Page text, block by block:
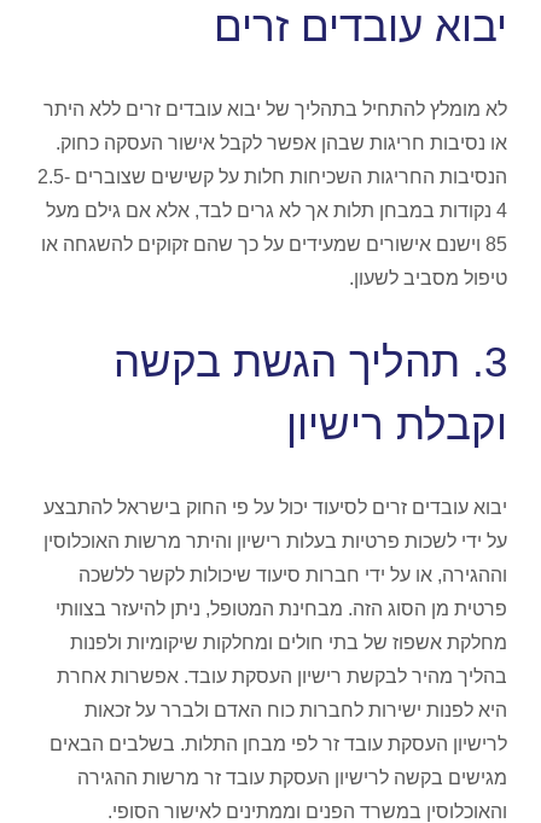
יבוא עובדים זרים
לא מומלץ להתחיל בתהליך של יבוא עובדים זרים ללא היתר
או נסיבות חריגות שבהן אפשר לקבל אישור העסקה כחוק.
הנסיבות החריגות השכיחות חלות על קשישים שצוברים 2.5-
4 נקודות במבחן תלות אך לא גרים לבד, אלא אם גילם מעל
85 וישנם אישורים שמעידים על כך שהם זקוקים להשגחה או
טיפול מסביב לשעון.
3. תהליך הגשת בקשה
וקבלת רישיון
יבוא עובדים זרים לסיעוד יכול על פי החוק בישראל להתבצע
על ידי לשכות פרטיות בעלות רישיון והיתר מרשות האוכלוסין
וההגירה, או על ידי חברות סיעוד שיכולות לקשר ללשכה
פרטית מן הסוג הזה. מבחינת המטופל, ניתן להיעזר בצוותי
מחלקת אשפוז של בתי חולים ומחלקות שיקומיות ולפנות
בהליך מהיר לבקשת רישיון העסקת עובד. אפשרות אחרת
היא לפנות ישירות לחברות כוח האדם ולברר על זכאות
לרישיון העסקת עובד זר לפי מבחן התלות. בשלבים הבאים
מגישים בקשה לרישיון העסקת עובד זר מרשות ההגירה
והאוכלוסין במשרד הפנים וממתינים לאישור הסופי.